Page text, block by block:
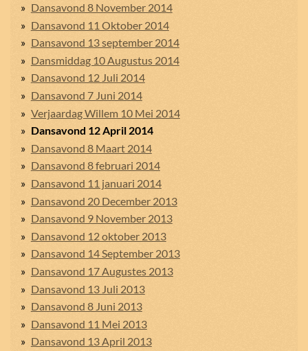
Dansavond 8 November 2014
Dansavond 11 Oktober 2014
Dansavond 13 september 2014
Dansmiddag 10 Augustus 2014
Dansavond 12 Juli 2014
Dansavond 7 Juni 2014
Verjaardag Willem 10 Mei 2014
Dansavond 12 April 2014
Dansavond 8 Maart 2014
Dansavond 8 februari 2014
Dansavond 11 januari 2014
Dansavond 20 December 2013
Dansavond 9 November 2013
Dansavond 12 oktober 2013
Dansavond 14 September 2013
Dansavond 17 Augustes 2013
Dansavond 13 Juli 2013
Dansavond 8 Juni 2013
Dansavond 11 Mei 2013
Dansavond 13 April 2013